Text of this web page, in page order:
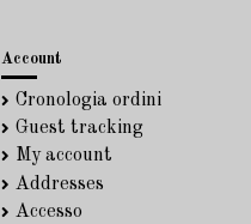
Account
Cronologia ordini
Guest tracking
My account
Addresses
Accesso